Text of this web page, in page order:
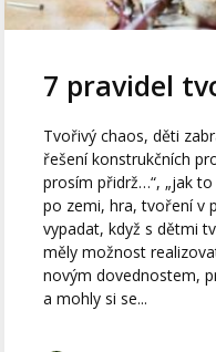
7 pravidel
Tvořivý chaos, děti
řešení konstrukčních
prosím přidrž…“, „jak
po zemi, hra, tvoření v
vypadat, když s dětmi
měly možnost
novým dovednostem,
a mohly si se...